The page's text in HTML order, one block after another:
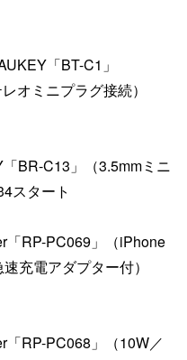
「BT-C1」
オミニプラグ接続）
BR-C13」（3.5mmミニ
スタート
RP-PC069」（iPhone
充電アダプター付）
RP-PC068」（10W／